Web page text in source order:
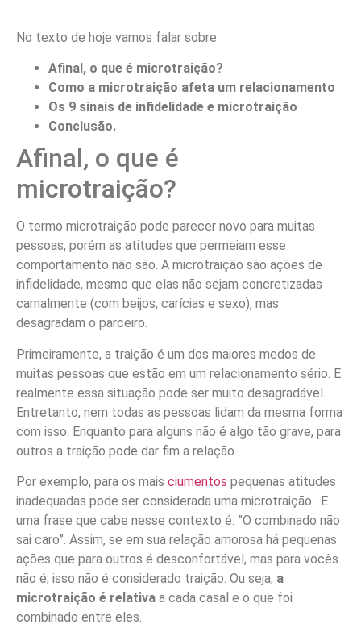
No texto de hoje vamos falar sobre:
Afinal, o que é microtraição?
Como a microtraição afeta um relacionamento
Os 9 sinais de infidelidade e microtraição
Conclusão.
Afinal, o que é
microtraição?
O termo microtraição pode parecer novo para muitas
pessoas, porém as atitudes que permeiam esse
comportamento não são. A microtraição são ações de
infidelidade, mesmo que elas não sejam concretizadas
carnalmente (com beijos, carícias e sexo), mas
desagradam o parceiro.
Primeiramente, a traição é um dos maiores medos de
muitas pessoas que estão em um relacionamento sério. E
realmente essa situação pode ser muito desagradável.
Entretanto, nem todas as pessoas lidam da mesma forma
com isso. Enquanto para alguns não é algo tão grave, para
outros a traição pode dar fim a relação.
Por exemplo, para os mais ciumentos pequenas atitudes
inadequadas pode ser considerada uma microtraição. E
uma frase que cabe nesse contexto é: ”O combinado não
sai caro”. Assim, se em sua relação amorosa há pequenas
ações que para outros é desconfortável, mas para vocês
não é; isso não é considerado traição. Ou seja, a
microtraição é relativa a cada casal e o que foi
combinado entre eles.